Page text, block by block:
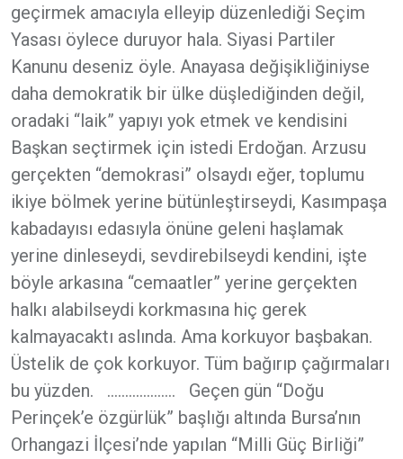
geçirmek amacıyla elleyip düzenlediği Seçim
Yasası öylece duruyor hala. Siyasi Partiler
Kanunu deseniz öyle. Anayasa değişikliğiniyse
daha demokratik bir ülke düşlediğinden değil,
oradaki “laik” yapıyı yok etmek ve kendisini
Başkan seçtirmek için istedi Erdoğan. Arzusu
gerçekten “demokrasi” olsaydı eğer, toplumu
ikiye bölmek yerine bütünleştirseydi, Kasımpaşa
kabadayısı edasıyla önüne geleni haşlamak
yerine dinleseydi, sevdirebilseydi kendini, işte
böyle arkasına “cemaatler” yerine gerçekten
halkı alabilseydi korkmasına hiç gerek
kalmayacaktı aslında. Ama korkuyor başbakan.
Üstelik de çok korkuyor. Tüm bağırıp çağırmaları
bu yüzden. ………………. Geçen gün “Doğu
Perinçek’e özgürlük” başlığı altında Bursa’nın
Orhangazi İlçesi’nde yapılan “Milli Güç Birliği”